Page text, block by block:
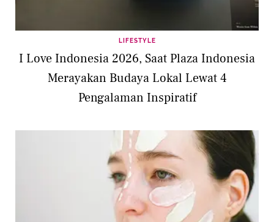
LIFESTYLE
I Love Indonesia 2026, Saat Plaza Indonesia
Merayakan Budaya Lokal Lewat 4
Pengalaman Inspiratif